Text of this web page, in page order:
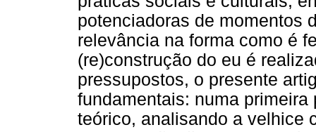
potenciadoras de momentos
relevância na forma como é
(re)construção do eu é
pressupostos, o presente
fundamentais: numa
teórico, analisando a velhice